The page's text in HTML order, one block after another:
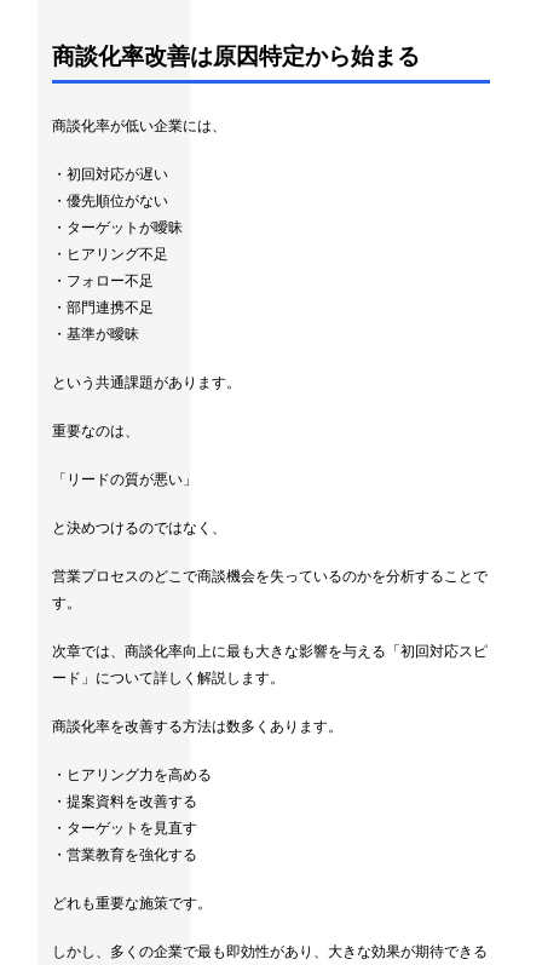
商談化率改善は原因特定から始まる
商談化率が低い企業には、
・初回対応が遅い
・優先順位がない
・ターゲットが曖昧
・ヒアリング不足
・フォロー不足
・部門連携不足
・基準が曖昧
という共通課題があります。
重要なのは、
「リードの質が悪い」
と決めつけるのではなく、
営業プロセスのどこで商談機会を失っているのかを分析することで
す。
次章では、商談化率向上に最も大きな影響を与える「初回対応スピ
ード」について詳しく解説します。
商談化率を改善する方法は数多くあります。
・ヒアリング力を高める
・提案資料を改善する
・ターゲットを見直す
・営業教育を強化する
どれも重要な施策です。
しかし、多くの企業で最も即効性があり、大きな効果が期待できる